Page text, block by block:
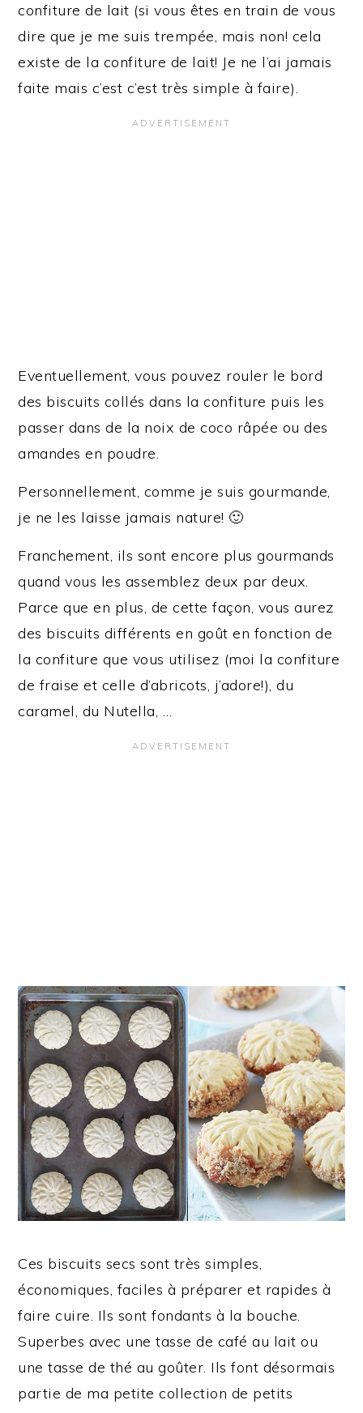
confiture de lait (si vous êtes en train de vous
dire que je me suis trempée, mais non! cela
existe de la confiture de lait! Je ne l’ai jamais
faite mais c’est c’est très simple à faire).
Eventuellement, vous pouvez rouler le bord
des biscuits collés dans la confiture puis les
passer dans de la noix de coco râpée ou des
amandes en poudre.
Personnellement, comme je suis gourmande,
je ne les laisse jamais nature! 🙂
Franchement, ils sont encore plus gourmands
quand vous les assemblez deux par deux.
Parce que en plus, de cette façon, vous aurez
des biscuits différents en goût en fonction de
la confiture que vous utilisez (moi la confiture
de fraise et celle d’abricots, j’adore!), du
caramel, du Nutella, …
Ces biscuits secs sont très simples,
économiques, faciles à préparer et rapides à
faire cuire. Ils sont fondants à la bouche.
Superbes avec une tasse de café au lait ou
une tasse de thé au goûter. Ils font désormais
partie de ma petite collection de petits